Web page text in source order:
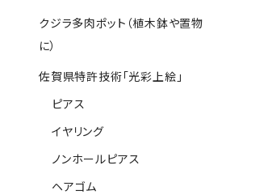
クジラ多肉ポット（植木鉢や置物
に）
佐賀県特許技術「光彩上絵」
ピアス
イヤリング
ノンホールピアス
ヘアゴム